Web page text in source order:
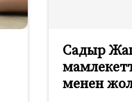
Садыр
менен